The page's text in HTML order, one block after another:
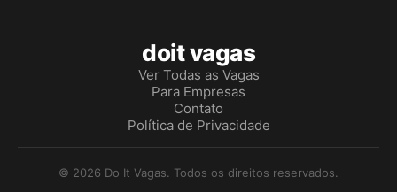
doit vagas
Ver Todas as Vagas
Para Empresas
Contato
Política de Privacidade
© 2026 Do It Vagas. Todos os direitos reservados.